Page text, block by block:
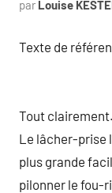
par Louise
Texte de
Tout
Le lâcher-prise
plus grande
pilonner le fou-